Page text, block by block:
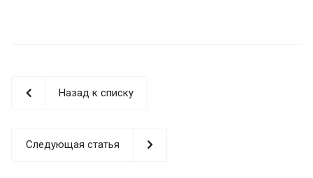
Назад к списку
Следующая статья